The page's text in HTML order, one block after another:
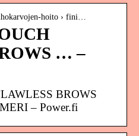
hoito › fini…
… –
BROWS
– Power.fi